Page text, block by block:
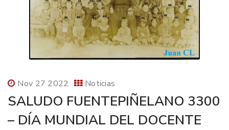
Nov 27 2022 Noticias
SALUDO FUENTEPIÑELANO 3300
– DÍA MUNDIAL DEL DOCENTE